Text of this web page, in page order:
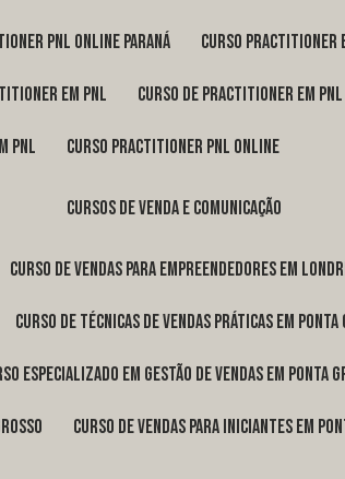
pnl online Paraná curso practitioner
em pnl curso de practitioner em pnl
pnl curso practitioner pnl online
cursos de venda e comunicação
curso de vendas para empreendedores em
curso de técnicas de vendas práticas em Ponta
especializado em gestão de vendas em Ponta
curso de vendas para iniciantes em